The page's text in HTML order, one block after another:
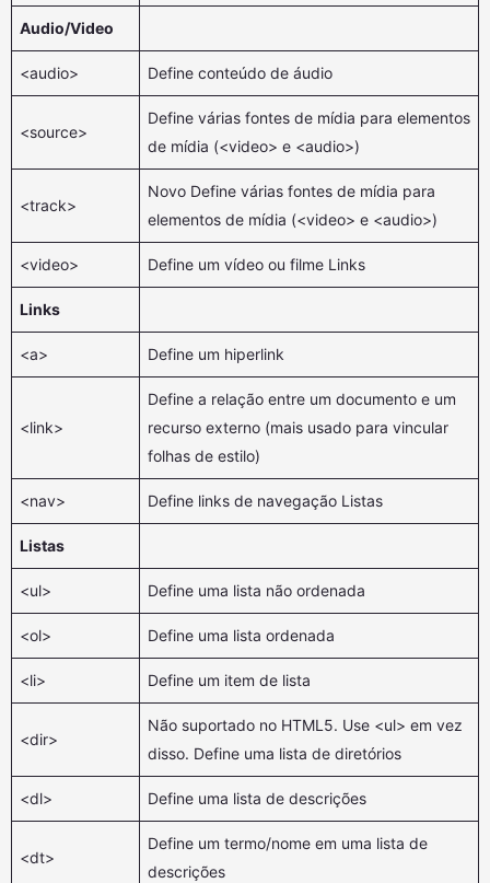
Audio/Video
<audio> Define conteúdo de áudio
<source>
Define várias fontes de mídia para elementos
de mídia (<video> e <audio>)
<track>
Novo Define várias fontes de mídia para
elementos de mídia (<video> e <audio>)
<video> Define um vídeo ou filme Links
Links
<a> Define um hiperlink
<link>
Define a relação entre um documento e um
recurso externo (mais usado para vincular
folhas de estilo)
<nav> Define links de navegação Listas
Listas
<ul> Define uma lista não ordenada
<ol> Define uma lista ordenada
<li> Define um item de lista
<dir>
Não suportado no HTML5. Use <ul> em vez
disso. Define uma lista de diretórios
<dl> Define uma lista de descrições
<dt>
Define um termo/nome em uma lista de
descrições